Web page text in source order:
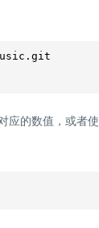
应的数值，或者使